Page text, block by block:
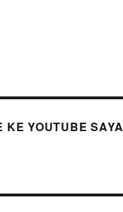
KE YOUTUBE SAYA